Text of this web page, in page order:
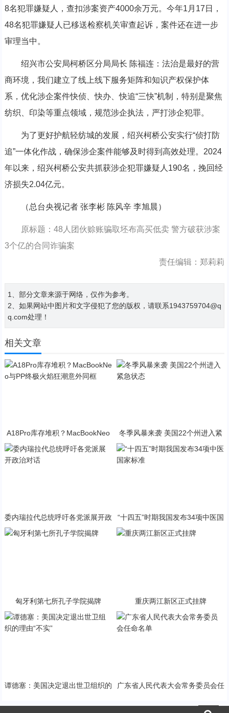
8名犯罪嫌疑人，查扣涉案资产4000余万元。今年1月17日，
48名犯罪嫌疑人已移送检察机关审查起诉，案件还在进一步
审理当中。
绍兴市公安局柯桥区分局局长 陈福连：法治是最好的营
商环境，我们建立了线上线下服务矩阵和知识产权保护体
系，优化涉企案件快侦、快办、快追“三快”机制，特别是聚焦
纺织、印染等重点领域，规范涉企执法，严打涉企犯罪。
为了更好护航轻纺城的发展，绍兴柯桥公安实行“侦打防
追”一体化作战，确保涉企案件能够及时得到高效处理。2024
年以来，绍兴柯桥公安共抓获涉企犯罪嫌疑人190名，挽回经
济损失2.04亿元。
（总台央视记者 张李彬 陈风辛 李旭晨）
原标题：48人团伙赊账骗取坯布高买低卖 警方破获涉案
3个亿的合同诈骗案
责任编辑：郑莉莉
1、部分文章来源于网络，仅作为参考。
2、如果网站中图片和文字侵犯了您的版权，请联系1943759704@q
q.com处理！
相关文章
A18Pro库存堆积？MacBookNeo
与PP终极火焰狂潮意外同框
冬季风暴来袭 美国22个州进入紧
急状态
委内瑞拉代总统呼吁各党派展开政
“十四五”时期我国发布34项中医国
匈牙利第七所孔子学院揭牌 重庆两江新区正式挂牌
谭德塞：美国决定退出世卫组织的
广东省人民代表大会常务委员会任